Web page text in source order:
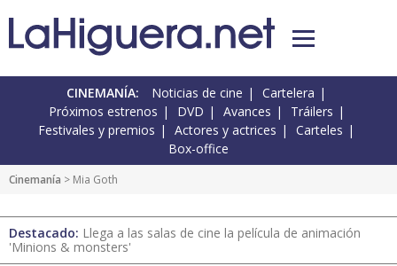
CINEMANÍA: Noticias de cine
Cartelera
Próximos estrenos
DVD Avances
Tráilers
Festivales y premios
Actores y actrices
Carteles
Box-office
Cinemanía > Mia Goth
Destacado: Llega a las salas de cine la película de animación
'Minions & monsters'